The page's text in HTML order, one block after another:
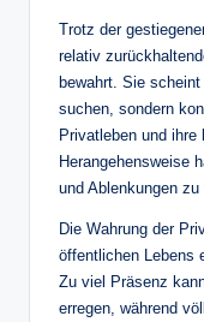
Trotz der
relativ
bewahrt. Sie
suchen, sondern
Privatleben und
Herangehensweise
und Ablenkungen zu
Die Wahrung der
öffentlichen Lebens
Zu viel Präsenz
erregen, während